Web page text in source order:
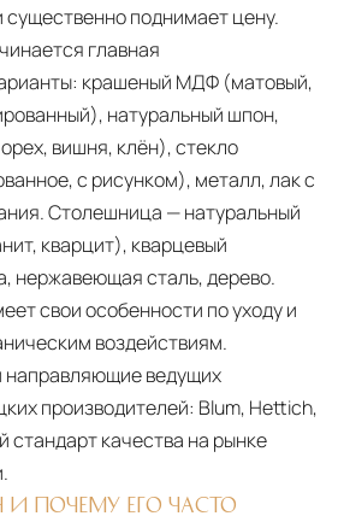
существенно поднимает цену.
главная
крашеный МДФ (матовый,
натуральный шпон,
вишня, клён), стекло
с рисунком), металл, лак с
Столешница — натуральный
кварцит), кварцевый
нержавеющая сталь, дерево.
свои особенности по уходу и
воздействиям.
направляющие ведущих
производителей: Blum, Hettich,
стандарт качества на рынке
ПОЧЕМУ ЕГО ЧАСТО